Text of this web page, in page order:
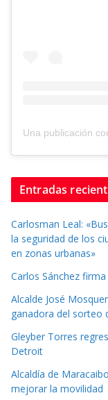
Una publicación
Entradas
Carlosman Leal:
la seguridad de los
en zonas urbanas»
Carlos Sánchez
Alcalde José
ganadora del sorteo
Gleyber Torres
Detroit
Alcaldía de
mejorar la movilidad